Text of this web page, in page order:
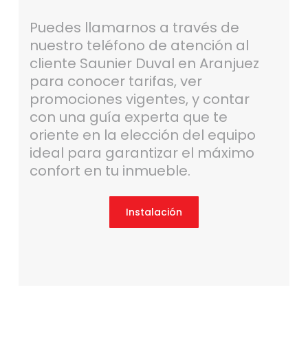
Puedes llamarnos a través de
nuestro teléfono de atención al
cliente Saunier Duval en Aranjuez
para conocer tarifas, ver
promociones vigentes, y contar
con una guía experta que te
oriente en la elección del equipo
ideal para garantizar el máximo
confort en tu inmueble.
Instalación